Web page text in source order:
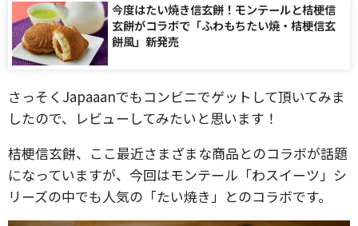
今度はたい焼き信玄餅！モンテールと桔梗信
玄餅がコラボで「ふわもちたい焼・桔梗信玄
餅風」新発売
さっそくJapaaanでもコンビニでゲットして頂いてみま
したので、レビューしてみたいと思います！
桔梗信玄餅、ここ最近さまざまな商品とのコラボが話題
になっていますが、今回はモンテール「わスイーツ」シ
リーズの中でも人気の「たい焼き」とのコラボです。